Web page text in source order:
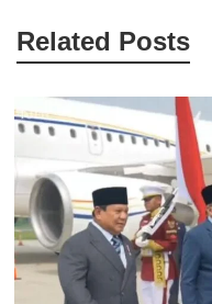
Related Posts